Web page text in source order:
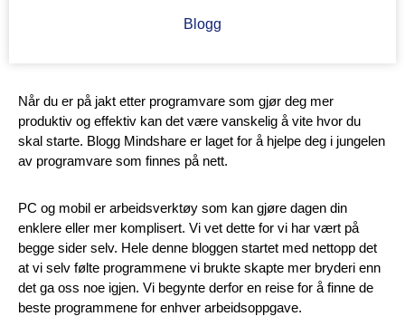
Blogg
Når du er på jakt etter programvare som gjør deg mer
produktiv og effektiv kan det være vanskelig å vite hvor du
skal starte. Blogg Mindshare er laget for å hjelpe deg i jungelen
av programvare som finnes på nett.
PC og mobil er arbeidsverktøy som kan gjøre dagen din
enklere eller mer komplisert. Vi vet dette for vi har vært på
begge sider selv. Hele denne bloggen startet med nettopp det
at vi selv følte programmene vi brukte skapte mer bryderi enn
det ga oss noe igjen. Vi begynte derfor en reise for å finne de
beste programmene for enhver arbeidsoppgave.